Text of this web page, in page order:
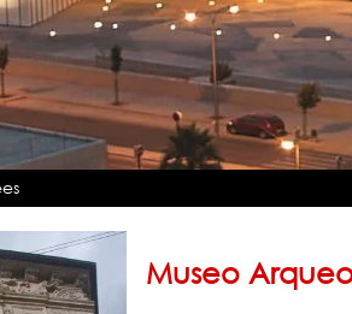
Museo